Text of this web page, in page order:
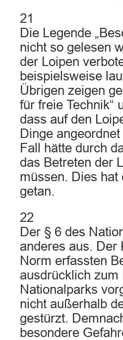
21
Die Legende
nicht so gelesen
der Loipen
beispielsweise
Übrigen zeigen
für freie Technik“
dass auf den
Dinge
Fall hätte durch
das Betreten der
müssen. Dies
getan.
22
Der § 6 des
anderes aus. Der
Norm erfassten
ausdrücklich zum
Nationalparks
nicht außerhalb
gestürzt.
besondere